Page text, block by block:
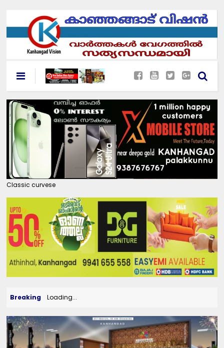
Classic curvese
Breaking Loading...